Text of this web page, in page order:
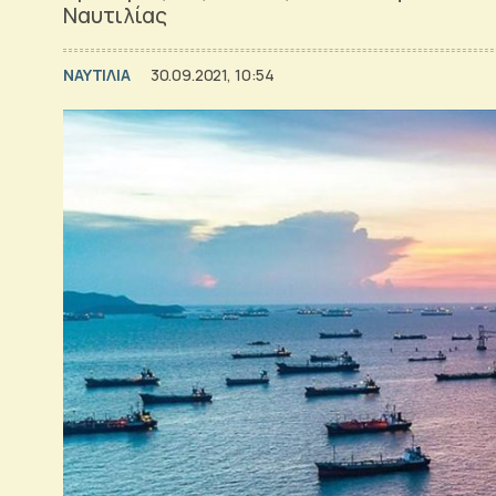
Ναυτιλίας
ΝΑΥΤΙΛΙΑ 30.09.2021, 10:54